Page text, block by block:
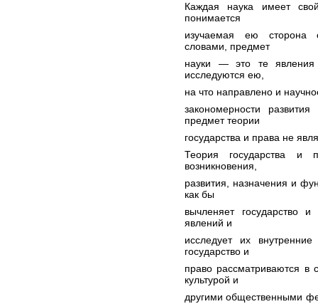
Каждая наука имеет
понимается
изучаемая ею сторона
словами, предмет
науки — это те явления
исследуются ею,
на что направлено и
закономерности
предмет теории
государства и права не
Теория государства и
возникновения,
развития, назначения и
как бы
вычленяет государство
явлений и
исследует их
государство и
право рассматриваются в
культурой и
другими общественными